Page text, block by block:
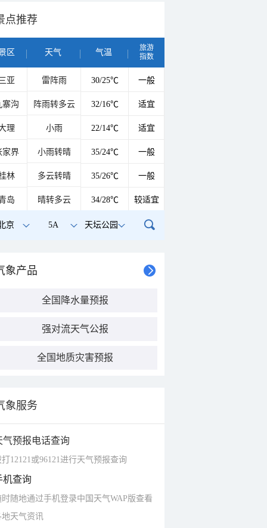
点推荐
区 天气 气温
旅游
指数
亚 雷阵雨 30/25℃ 一般
寨沟 阵雨转多云 32/16℃ 适宜
理 小雨 22/14℃ 适宜
家界 小雨转晴 35/24℃ 一般
林 多云转晴 35/26℃ 一般
岛 晴转多云 34/28℃ 较适宜
京 5A 天坛公园
象产品
全国降水量预报
强对流天气公报
全国地质灾害预报
象服务
气预报电话查询
打12121或96121进行天气预报查询
机查询
时随地通过手机登录中国天气WAP版查看
地天气资讯